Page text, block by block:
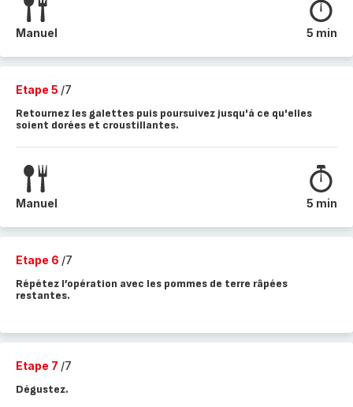
Manuel 5 min
Etape 5 /7
Retournez les galettes puis poursuivez jusqu'à ce qu'elles
soient dorées et croustillantes.
Manuel 5 min
Etape 6 /7
Répétez l’opération avec les pommes de terre râpées
restantes.
Etape 7 /7
Dégustez.